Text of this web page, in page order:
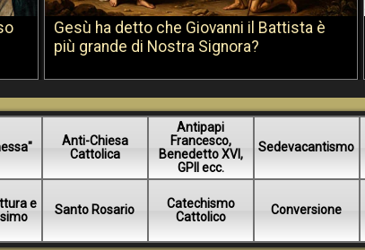
Gesù ha detto che Giovanni il Battista è
più grande di Nostra Signora?
Anti-Chiesa
Cattolica
Antipapi
Francesco,
Benedetto XVI,
GPII ecc.
Sedevacantismo
e
Santo Rosario
Catechismo
Cattolico
Conversione